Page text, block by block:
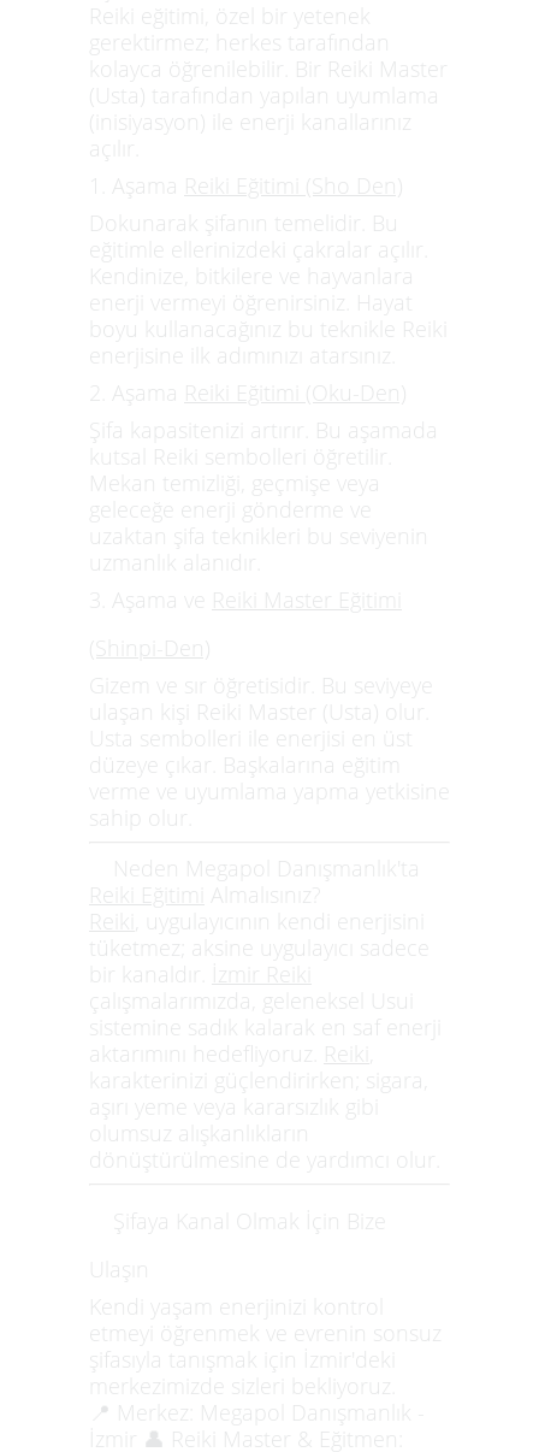
Reiki eğitimi
, özel bir yetenek
gerektirmez; herkes tarafından
kolayca öğrenilebilir. Bir Reiki Master
(Usta) tarafından yapılan uyumlama
(inisiyasyon) ile enerji kanallarınız
açılır.
1. Aşama Reiki Eğitimi (Sho Den)
Dokunarak şifanın temelidir. Bu
eğitimle ellerinizdeki çakralar açılır.
Kendinize, bitkilere ve hayvanlara
enerji vermeyi öğrenirsiniz. Hayat
boyu kullanacağınız bu teknikle Reiki
enerjisine ilk adımınızı atarsınız.
2. Aşama Reiki Eğitimi (Oku-Den)
Şifa kapasitenizi artırır. Bu aşamada
kutsal Reiki sembolleri öğretilir.
Mekan temizliği, geçmişe veya
geleceğe enerji gönderme ve
uzaktan şifa teknikleri bu seviyenin
uzmanlık alanıdır.
3. Aşama ve Reiki Master Eğitimi
(Shinpi-Den)
Gizem ve sır öğretisidir. Bu seviyeye
ulaşan kişi Reiki Master (Usta) olur.
Usta sembolleri ile enerjisi en üst
düzeye çıkar. Başkalarına eğitim
verme ve uyumlama yapma yetkisine
sahip olur.
Neden Megapol Danışmanlık'ta
Reiki Eğitimi
Almalısınız?
Reiki
, uygulayıcının kendi enerjisini
tüketmez; aksine uygulayıcı sadece
bir kanaldır.
İzmir Reiki
çalışmalarımızda, geleneksel Usui
sistemine sadık kalarak en saf enerji
aktarımını hedefliyoruz. Reiki
karakterinizi güçlendirirken; sigara,
aşırı yeme veya kararsızlık gibi
olumsuz alışkanlıkların
dönüştürülmesine de yardımcı olur.
Şifaya Kanal Olmak İçin Bize
Ulaşın
Kendi yaşam enerjinizi kontrol
etmeyi öğrenmek ve evrenin sonsuz
şifasıyla tanışmak için İzmir'deki
merkezimizde sizleri bekliyoruz.
📍 Merkez: Megapol Danışmanlık -
İzmir 👤 Reiki Master & Eğitmen: